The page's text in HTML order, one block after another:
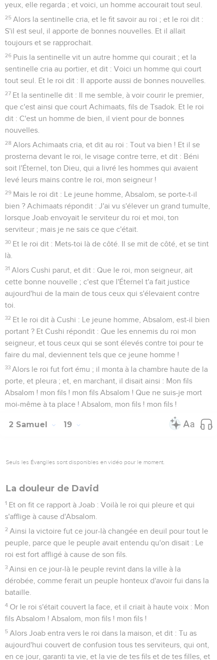
yeux, elle regarda ; et voici, un homme accourait tout seul.
25 Alors la sentinelle cria, et le fit savoir au roi ; et le roi dit :
S'il est seul, il apporte de bonnes nouvelles. Et il allait
toujours et se rapprochait.
26 Puis la sentinelle vit un autre homme qui courait ; et la
sentinelle cria au portier, et dit : Voici un homme qui court
tout seul. Et le roi dit : Il apporte aussi de bonnes nouvelles.
27 Et la sentinelle dit : Il me semble, à voir courir le premier,
que c'est ainsi que court Achimaats, fils de Tsadok. Et le roi
dit : C'est un homme de bien, il vient pour de bonnes
nouvelles.
28 Alors Achimaats cria, et dit au roi : Tout va bien ! Et il se
prosterna devant le roi, le visage contre terre, et dit : Béni
soit l'Éternel, ton Dieu, qui a livré les hommes qui avaient
levé leurs mains contre le roi, mon seigneur !
29 Mais le roi dit : Le jeune homme, Absalom, se porte-t-il
bien ? Achimaats répondit : J'ai vu s'élever un grand tumulte,
lorsque Joab envoyait le serviteur du roi et moi, ton
serviteur ; mais je ne sais ce que c'était.
30 Et le roi dit : Mets-toi là de côté. Il se mit de côté, et se tint
là.
31 Alors Cushi parut, et dit : Que le roi, mon seigneur, ait
cette bonne nouvelle ; c'est que l'Éternel t'a fait justice
aujourd'hui de la main de tous ceux qui s'élevaient contre
toi.
32 Et le roi dit à Cushi : Le jeune homme, Absalom, est-il bien
portant ? Et Cushi répondit : Que les ennemis du roi mon
seigneur, et tous ceux qui se sont élevés contre toi pour te
faire du mal, deviennent tels que ce jeune homme !
33 Alors le roi fut fort ému ; il monta à la chambre haute de la
porte, et pleura ; et, en marchant, il disait ainsi : Mon fils
Absalom ! mon fils ! mon fils Absalom ! Que ne suis-je mort
moi-même à ta place ! Absalom, mon fils ! mon fils !
2 Samuel 19
Seuls les Évangiles sont disponibles en vidéo pour le moment.
La douleur de David
1 Et on fit ce rapport à Joab : Voilà le roi qui pleure et qui
s'afflige à cause d'Absalom.
2 Ainsi la victoire fut ce jour-là changée en deuil pour tout le
peuple, parce que le peuple avait entendu qu'on disait : Le
roi est fort affligé à cause de son fils.
3 Ainsi en ce jour-là le peuple revint dans la ville à la
dérobée, comme ferait un peuple honteux d'avoir fui dans la
bataille.
4 Or le roi s'était couvert la face, et il criait à haute voix : Mon
fils Absalom ! Absalom, mon fils ! mon fils !
5 Alors Joab entra vers le roi dans la maison, et dit : Tu as
aujourd'hui couvert de confusion tous tes serviteurs, qui ont,
en ce jour, garanti ta vie, et la vie de tes fils et de tes filles, et